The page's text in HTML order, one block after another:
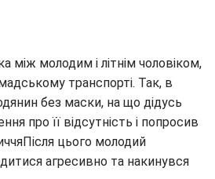
між молодим і літнім чоловіком,
транспорті. Так, в
без маски, на що дідусь
про її відсутність і попросив
цього молодий
агресивно та накинувся